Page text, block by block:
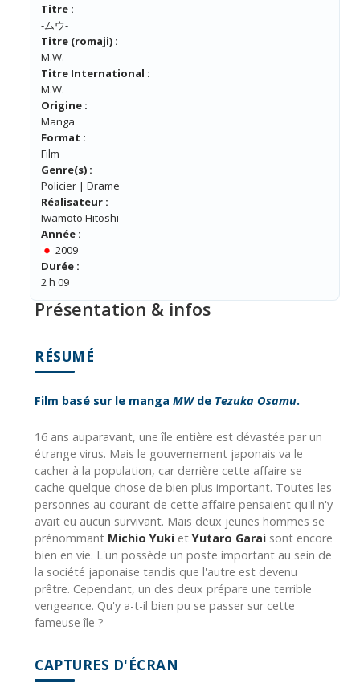
Titre :
-ムウ-
Titre (romaji) :
M.W.
Titre International :
M.W.
Origine :
Manga
Format :
Film
Genre(s) :
Policier | Drame
Réalisateur :
Iwamoto Hitoshi
Année :
2009
Durée :
2 h 09
Présentation & infos
RÉSUMÉ
Film basé sur le manga MWde Tezuka Osamu.
16 ans auparavant, une île entière est dévastée par un
étrange virus. Mais le gouvernement japonais va le
cacher à la population, car derrière cette affaire se
cache quelque chose de bien plus important. Toutes les
personnes au courant de cette affaire pensaient qu'il n'y
avait eu aucun survivant. Mais deux jeunes hommes se
prénommant Michio Yuki etYutaro Garai sont encore
bien en vie. L'un possède un poste important au sein de
la société japonaise tandis que l'autre est devenu
prêtre. Cependant, un des deux prépare une terrible
vengeance. Qu'y a-t-il bien pu se passer sur cette
fameuse île ?
CAPTURES D'ÉCRAN